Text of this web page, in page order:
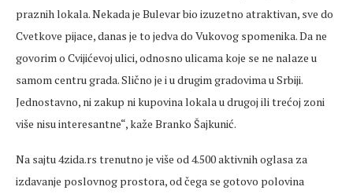
praznih lokala. Nekada je Bulevar bio izuzetno atraktivan, sve do
Cvetkove pijace, danas je to jedva do Vukovog spomenika. Da ne
govorim o Cvijićevoj ulici, odnosno ulicama koje se ne nalaze u
samom centru grada. Slično je i u drugim gradovima u Srbiji.
Jednostavno, ni zakup ni kupovina lokala u drugoj ili trećoj zoni
više nisu interesantne“, kaže Branko Šajkunić.
Na sajtu 4zida.rs trenutno je više od 4.500 aktivnih oglasa za
izdavanje poslovnog prostora, od čega se gotovo polovina